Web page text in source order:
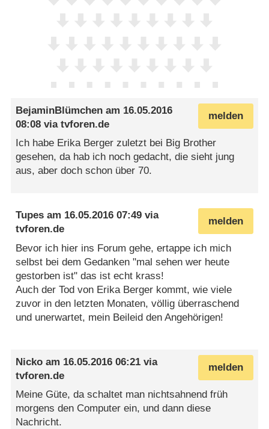
melden
BejaminBlümchen am 16.05.2016
08:08 viatvforen.de
Ich habe Erika Berger zuletzt bei Big Brother
gesehen, da hab ich noch gedacht, die sieht jung
aus, aber doch schon über 70.
melden
Tupes am 16.05.2016 07:49 via
tvforen.de
Bevor ich hier ins Forum gehe, ertappe ich mich
selbst bei dem Gedanken "mal sehen wer heute
gestorben ist" das ist echt krass!
Auch der Tod von Erika Berger kommt, wie viele
zuvor in den letzten Monaten, völlig überraschend
und unerwartet, mein Beileid den Angehörigen!
melden
Nicko am 16.05.2016 06:21 via
tvforen.de
Meine Güte, da schaltet man nichtsahnend früh
morgens den Computer ein, und dann diese
Nachricht.